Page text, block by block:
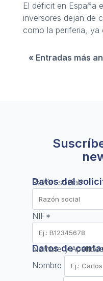
El déficit en España
inversores dejan de
como la periferia, ya
líderes.
« Entradas más
Datos del
Razón social*
NIF*
Datos de
Nombre y
Nombre